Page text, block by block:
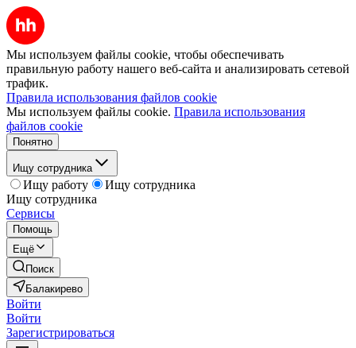
Мы используем файлы cookie, чтобы обеспечивать
правильную работу нашего веб-сайта и анализировать сетевой
трафик.
Правила использования файлов cookie
Мы используем файлы cookie. Правила использования
файлов cookie
Понятно
Ищу сотрудника
Ищу работу
Ищу сотрудника
Ищу сотрудника
Сервисы
Помощь
Ещё
Поиск
Балакирево
Войти
Войти
Зарегистрироваться